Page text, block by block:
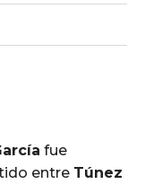
fue
entre Túnez